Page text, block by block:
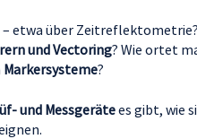
etwa über
und Vectoring? Wie ortet
Markersysteme?
und Messgerätees gibt, wie